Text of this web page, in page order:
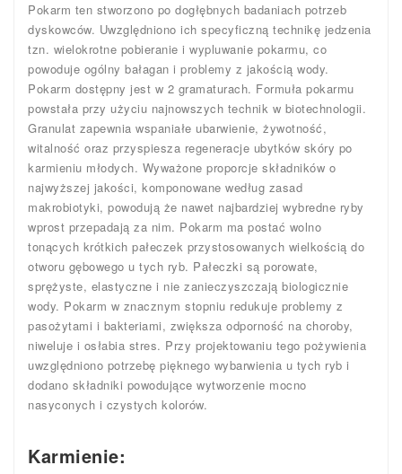
Pokarm ten stworzono po dogłębnych badaniach potrzeb
dyskowców. Uwzględniono ich specyficzną technikę jedzenia
tzn. wielokrotne pobieranie i wypluwanie pokarmu, co
powoduje ogólny bałagan i problemy z jakością wody.
Pokarm dostępny jest w 2 gramaturach. Formuła pokarmu
powstała przy użyciu najnowszych technik w biotechnologii.
Granulat zapewnia wspaniałe ubarwienie, żywotność,
witalność oraz przyspiesza regeneracje ubytków skóry po
karmieniu młodych. Wyważone proporcje składników o
najwyższej jakości, komponowane według zasad
makrobiotyki, powodują że nawet najbardziej wybredne ryby
wprost przepadają za nim. Pokarm ma postać wolno
tonących krótkich pałeczek przystosowanych wielkością do
otworu gębowego u tych ryb. Pałeczki są porowate,
sprężyste, elastyczne i nie zanieczyszczają biologicznie
wody. Pokarm w znacznym stopniu redukuje problemy z
pasożytami i bakteriami, zwiększa odporność na choroby,
niweluje i osłabia stres. Przy projektowaniu tego pożywienia
uwzględniono potrzebę pięknego wybarwienia u tych ryb i
dodano składniki powodujące wytworzenie mocno
nasyconych i czystych kolorów.
Karmienie: